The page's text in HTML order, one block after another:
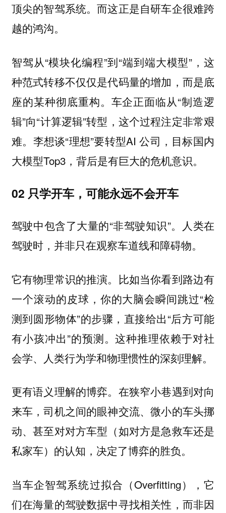
顶尖的智驾系统。而这正是自研车企很难跨
越的鸿沟。
智驾从“模块化编程”到“端到端大模型”，这
种范式转移不仅仅是代码量的增加，而是底
座的某种彻底重构。车企正面临从“制造逻
辑”向“计算逻辑”转型，这个过程注定非常艰
难。李想谈“理想”要转型AI 公司，目标国内
大模型Top3，背后是有巨大的危机意识。
02 只学开车，可能永远不会开车
驾驶中包含了大量的“非驾驶知识”。人类在
驾驶时，并非只在观察车道线和障碍物。
它有物理常识的推演。比如当你看到路边有
一个滚动的皮球，你的大脑会瞬间跳过“检
测到圆形物体”的步骤，直接给出“后方可能
有小孩冲出”的预测。这种推理依赖于对社
会学、人类行为学和物理惯性的深刻理解。
更有语义理解的博弈。在狭窄小巷遇到对向
来车，司机之间的眼神交流、微小的车头挪
动、甚至对对方车型（如对方是急救车还是
私家车）的认知，决定了博弈的胜负。
当车企智驾系统过拟合（Overfitting），它
们在海量的驾驶数据中寻找相关性，而非因